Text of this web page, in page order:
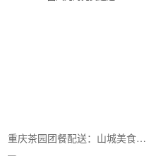
重庆茶园团餐配送：山城美食与田园风光的完美邂逅